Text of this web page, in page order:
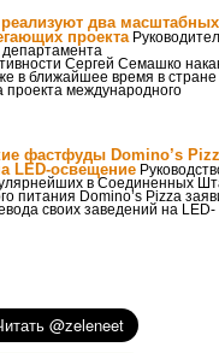
два масштабных
проекта
департамента
Сергей Семашко
в ближайшее время в стране
проекта международного
фастфуды Domino’s
LED-освещение
в Соединенных
питания Domino’s Pizza
своих заведений на LED-